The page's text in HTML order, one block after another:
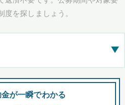
を探しましょう。
▶
が一瞬でわかる